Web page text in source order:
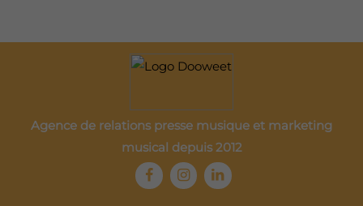
Agence de relations presse musique et marketing
musical depuis 2012